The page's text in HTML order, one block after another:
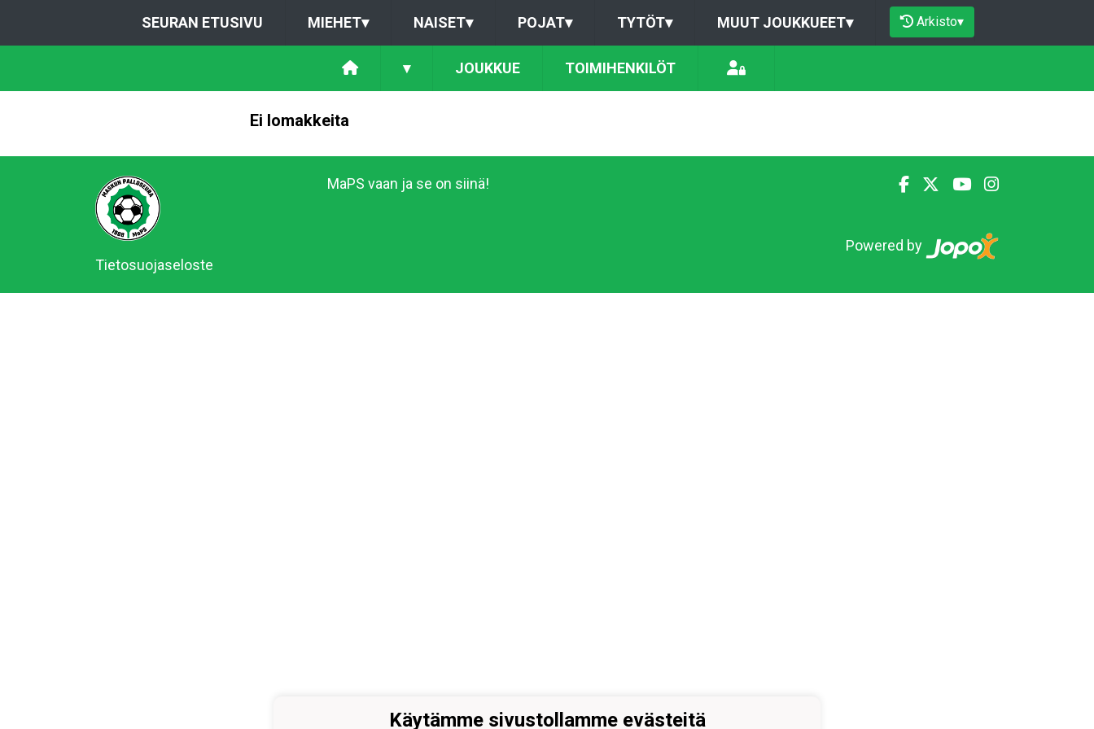
SEURAN ETUSIVU MIEHET▾ NAISET▾ POJAT▾ TYTÖT▾ MUUT JOUKKUEET▾ Arkisto▾
▾ JOUKKUE TOIMIHENKILÖT
Ei lomakkeita
Tietosuojaseloste
MaPS vaan ja se on siinä!
Powered by
Käytämme sivustollamme evästeitä